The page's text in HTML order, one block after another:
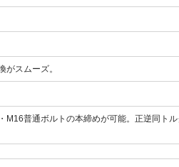
スムーズ。
普通ボルトの本締めが可能。正逆同ト